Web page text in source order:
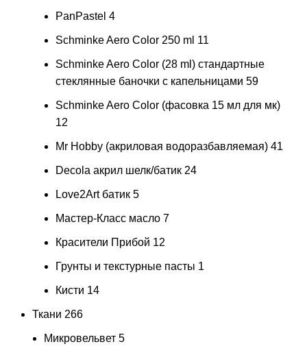
PanPastel 4
Schminke Aero Color 250 ml 11
Schminke Aero Color (28 ml) стандартные
стеклянные баночки с капельницами 59
Schminke Aero Color (фасовка 15 мл для мк)
12
Mr Hobby (акриловая водоразбавляемая) 41
Decola акрил шелк/батик 24
Love2Art батик 5
Мастер-Класс масло 7
Красители Прибой 12
Грунты и текстурные пасты 1
Кисти 14
Ткани 266
Микровельвет 5